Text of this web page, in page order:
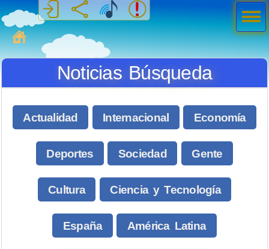
MiSabueso
Noticias Búsqueda
Actualidad Internacional Economía
Deportes Sociedad Gente
Cultura Ciencia y Tecnología
España América Latina
Men
ú